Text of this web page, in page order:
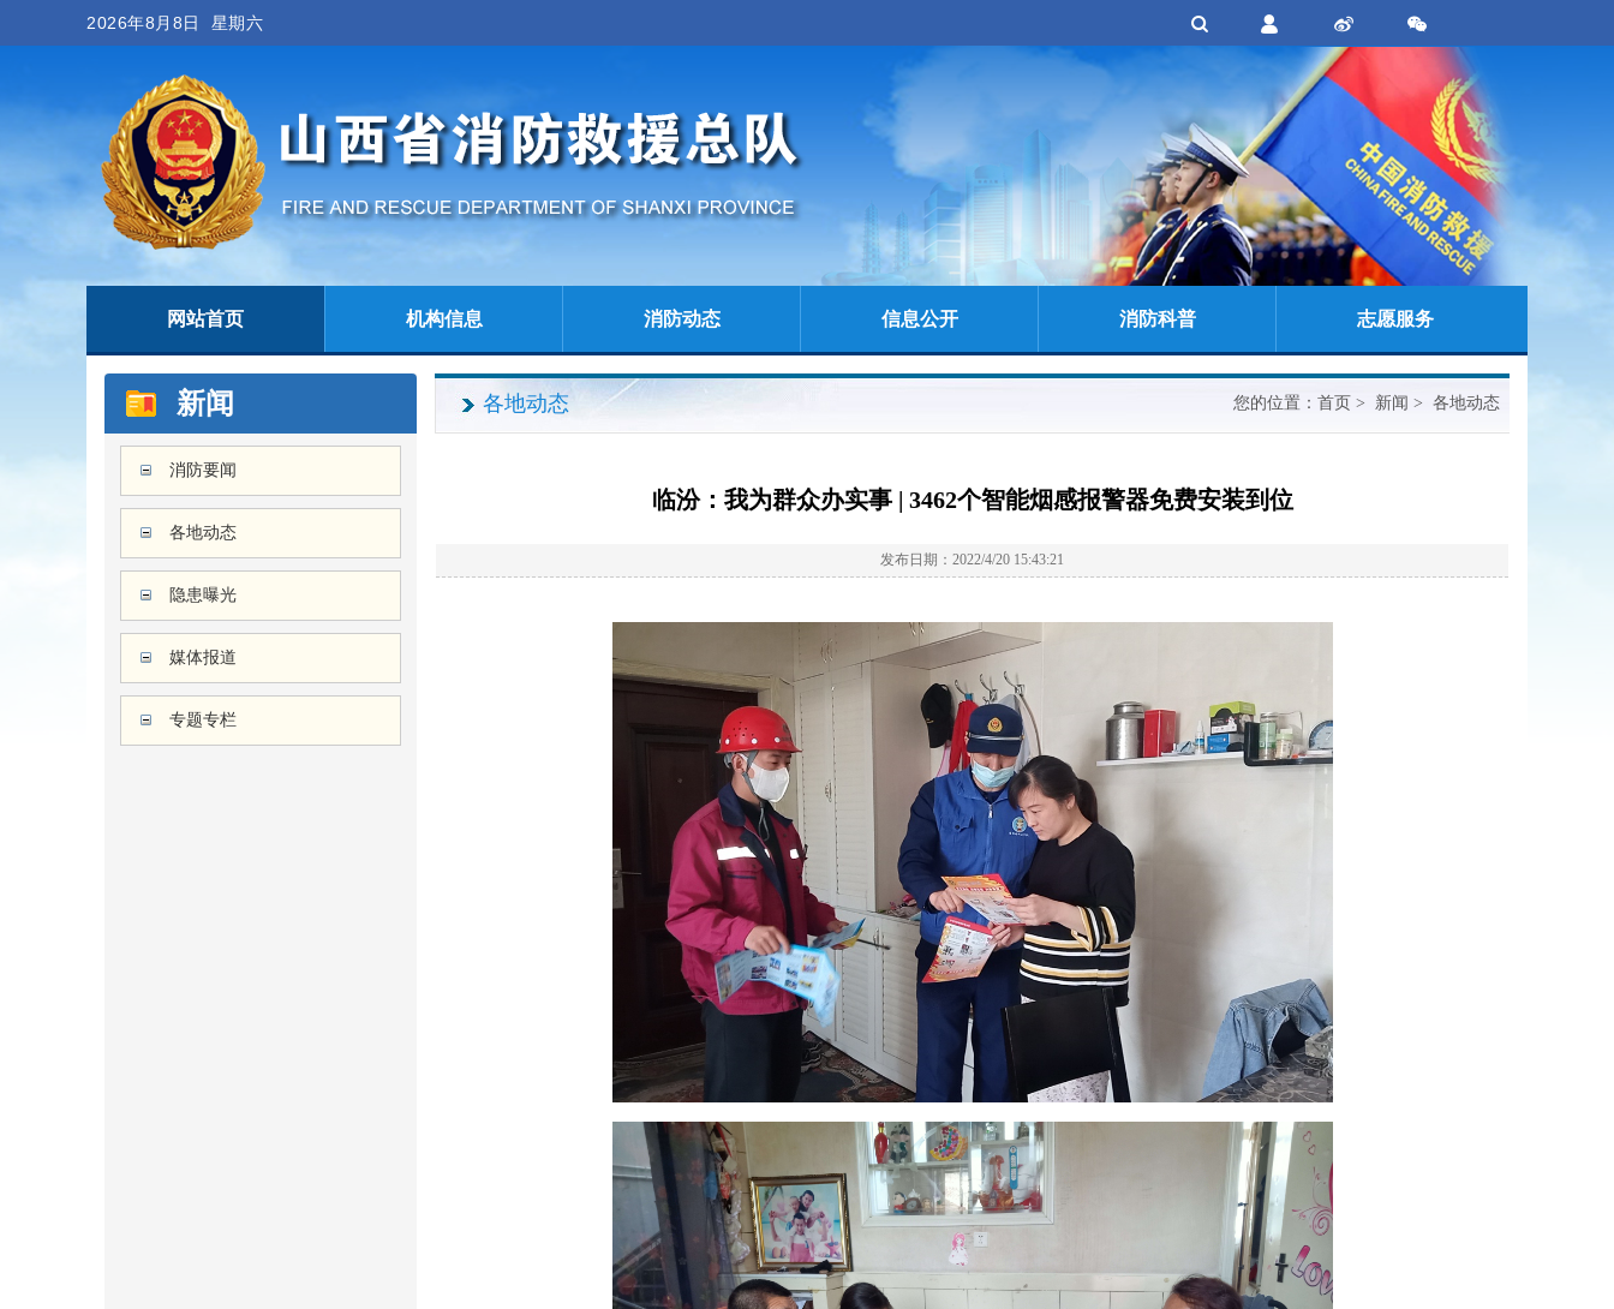
2026年8月8日 星期六
网站首页 机构信息 消防动态 信息公开 消防科普 志愿服务
新闻
消防要闻
各地动态
隐患曝光
媒体报道
专题专栏
各地动态 您的位置： 首页 > 新闻 > 各地动态
临汾：我为群众办实事 | 3462个智能烟感报警器免费安装到位
发布日期：2022/4/20 15:43:21